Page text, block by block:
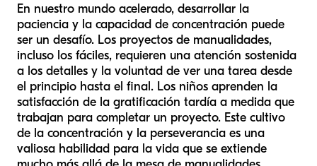
En nuestro mundo acelerado, desarrollar la
paciencia y la capacidad de concentración puede
ser un desafío. Los proyectos de manualidades,
incluso los fáciles, requieren una atención sostenida
a los detalles y la voluntad de ver una tarea desde
el principio hasta el final. Los niños aprenden la
satisfacción de la gratificación tardía a medida que
trabajan para completar un proyecto. Este cultivo
de la concentración y la perseverancia es una
valiosa habilidad para la vida que se extiende